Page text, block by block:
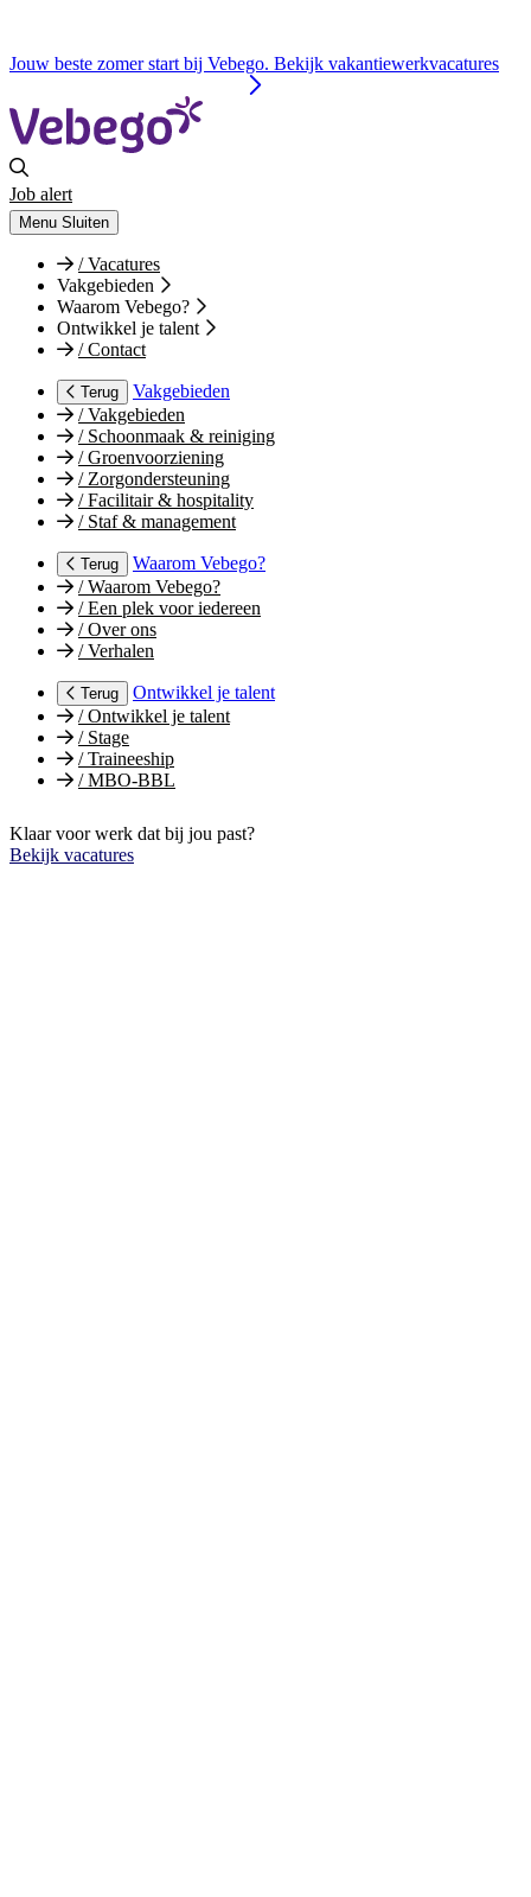
Jouw beste zomer start bij Vebego. Bekijk vakantiewerkvacatures
Job alert
Menu Sluiten
/Vacatures
Vakgebieden
Waarom Vebego?
Ontwikkel je talent
/Contact
Terug
Vakgebieden
/Vakgebieden
/Schoonmaak & reiniging
/Groenvoorziening
/Zorgondersteuning
/Facilitair & hospitality
/Staf & management
Terug
Waarom Vebego?
/Waarom Vebego?
/Een plek voor iedereen
/Over ons
/Verhalen
Terug
Ontwikkel je talent
/Ontwikkel je talent
/Stage
/Traineeship
/MBO-BBL
Klaar voor werk dat bij jou past?
Bekijk vacatures